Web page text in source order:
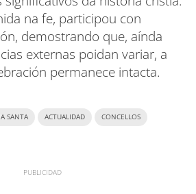
na fe, participou con
demostrando que, aínda
externas poidan variar, a
permanece intacta.
SANTA ACTUALIDAD CONCELLOS